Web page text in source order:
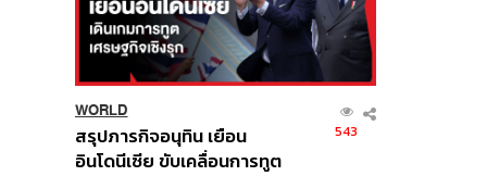
WORLD
สรุปภารกิจอนุทิน เยือน
อินโดนีเซีย ขับเคลื่อนการทูต
543